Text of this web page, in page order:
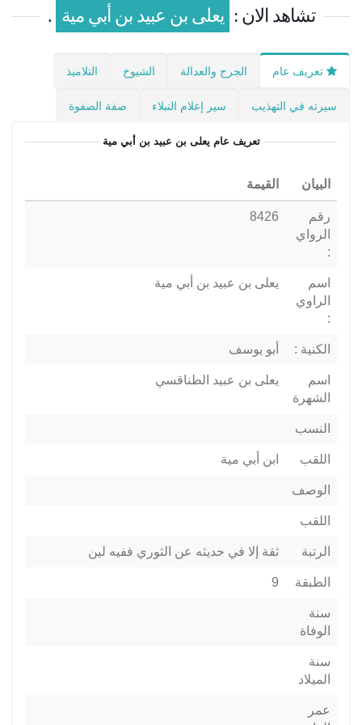
تشاهد الان : يعلى بن عبيد بن أبي مية .
تعريف عام الجرح والعدالة الشيوخ التلاميذ
سيرته في التهذيب سير إعلام النبلاء صفة الصفوة
تعريف عام يعلى بن عبيد بن أبي مية
البيان القيمة
رقم
الرواي
:
8426
اسم
الراوي
:
يعلى بن عبيد بن أبي مية
الكنية : أبو يوسف
اسم
الشهرة
يعلى بن عبيد الطناقسي
النسب
اللقب ابن أبي مية
الوصف
اللقب
الرتبة ثقة إلا في حديثه عن الثوري ففيه لين
الطبقة 9
سنة
الوفاة
سنة
الميلاد
عمر